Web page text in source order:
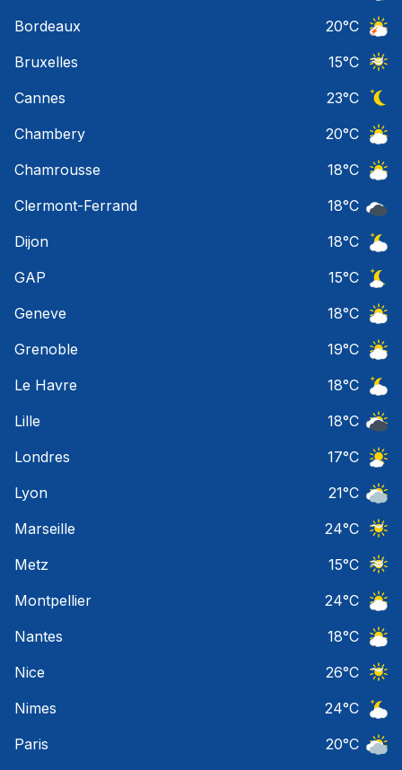
Bordeaux
20°C
Bruxelles
15°C
Cannes
23°C
Chambery
20°C
Chamrousse
18°C
Clermont-Ferrand
18°C
Dijon
18°C
GAP
15°C
Geneve
18°C
Grenoble
19°C
Le Havre
18°C
Lille
18°C
Londres
17°C
Lyon
21°C
Marseille
24°C
Metz
15°C
Montpellier
24°C
Nantes
18°C
Nice
26°C
Nimes
24°C
Paris
20°C